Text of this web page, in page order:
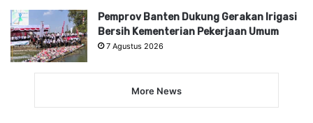
Pemprov Banten Dukung Gerakan Irigasi
Bersih Kementerian Pekerjaan Umum
7 Agustus 2026
More News